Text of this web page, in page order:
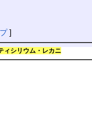
]
ィシリウム・レカニ